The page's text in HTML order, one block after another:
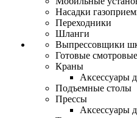
Насадки
Переходники
Шланги
Выпрессовщики
Готовые
Краны
Аксессуары
Подъемные столы
Прессы
Аксессуары